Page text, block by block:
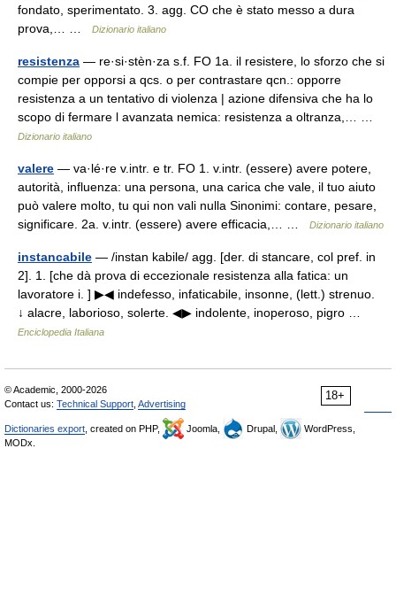
fondato, sperimentato. 3. agg. CO che è stato messo a dura
prova,… …
Dizionario italiano
resistenza — re·si·stèn·za s.f. FO 1a. il resistere, lo sforzo che si
compie per opporsi a qcs. o per contrastare qcn.: opporre
resistenza a un tentativo di violenza | azione difensiva che ha lo
scopo di fermare l avanzata nemica: resistenza a oltranza,… …
Dizionario italiano
valere — va·lé·re v.intr. e tr. FO 1. v.intr. (essere) avere potere,
autorità, influenza: una persona, una carica che vale, il tuo aiuto
può valere molto, tu qui non vali nulla Sinonimi: contare, pesare,
significare. 2a. v.intr. (essere) avere efficacia,… …
Dizionario italiano
instancabile — /instan kabile/ agg. [der. di stancare, col pref. in
2]. 1. [che dà prova di eccezionale resistenza alla fatica: un
lavoratore i. ] ▶◀ indefesso, infaticabile, insonne, (lett.) strenuo.
↓ alacre, laborioso, solerte. ◀▶ indolente, inoperoso, pigro …
Enciclopedia Italiana
18+
© Academic, 2000-2026
Contact us: Technical Support Advertising
Dictionaries export , created on PHP, Joomla, Drupal,
WordPress,
MODx.